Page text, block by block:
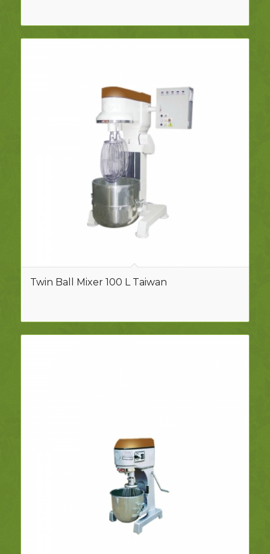
Twin Ball Mixer 100 L Taiwan